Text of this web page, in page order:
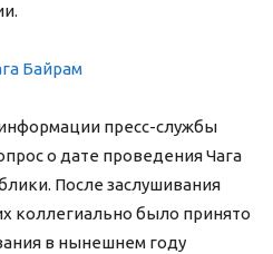
пресс-службы
о дате проведения Чага
После заслушивания
коллегиально было принято
в нынешнем году